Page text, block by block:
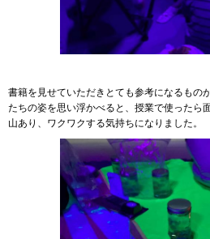
書籍を見せていただきとても参考になるもの
たちの姿を思い浮かべると、授業で使ったら
山あり、ワクワクする気持ちになりました。